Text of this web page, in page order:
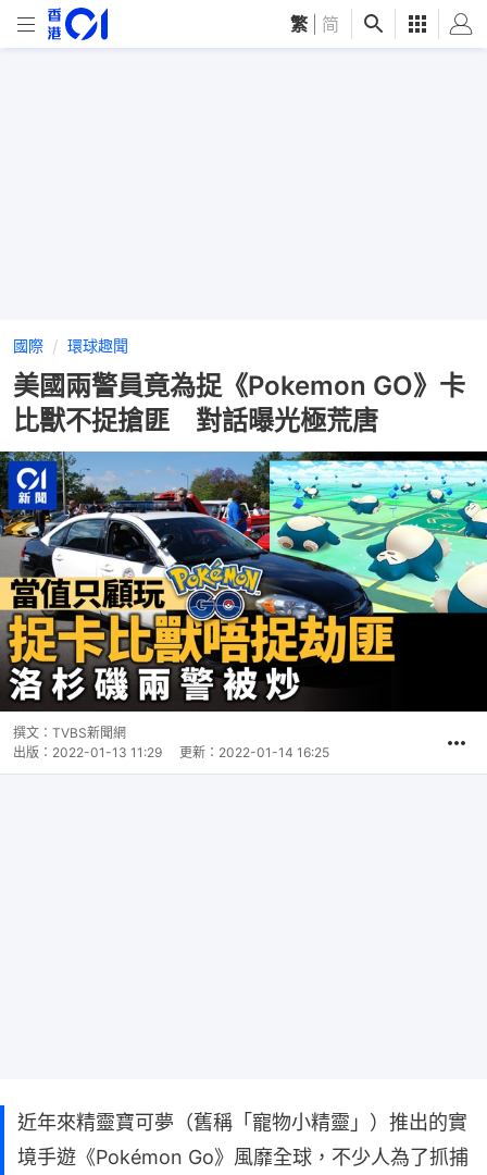
繁 简
國際 環球趣聞
美國兩警員竟為捉《Pokemon GO》卡
比獸不捉搶匪 對話曝光極荒唐
撰文： TVBS新聞網
出版： 2022-01-13 11:29 更新： 2022-01-14 16:25
近年來精靈寶可夢（舊稱「寵物小精靈」）推出的實
境手遊《Pokémon Go》風靡全球，不少人為了抓捕